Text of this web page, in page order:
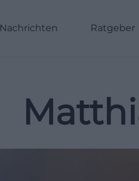
Nachrichten Ratgeber